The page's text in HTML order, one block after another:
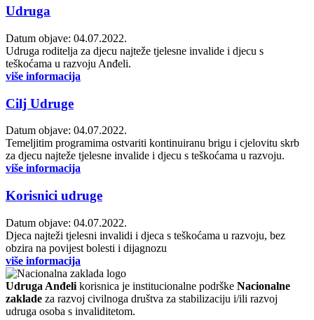
Udruga
Datum objave: 04.07.2022.
Udruga roditelja za djecu najteže tjelesne invalide i djecu s
teškoćama u razvoju Anđeli.
više informacija
Cilj Udruge
Datum objave: 04.07.2022.
Temeljitim programima ostvariti kontinuiranu brigu i cjelovitu skrb
za djecu najteže tjelesne invalide i djecu s teškoćama u razvoju.
više informacija
Korisnici udruge
Datum objave: 04.07.2022.
Djeca najteži tjelesni invalidi i djeca s teškoćama u razvoju, bez
obzira na povijest bolesti i dijagnozu
više informacija
Udruga Anđeli korisnica je institucionalne podrške Nacionalne
zaklade za razvoj civilnoga društva za stabilizaciju i/ili razvoj
udruga osoba s invaliditetom.